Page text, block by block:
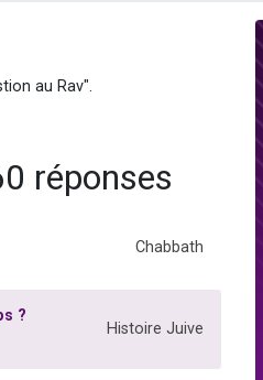
au Rav".
réponses
Chabbath
?
Histoire Juive